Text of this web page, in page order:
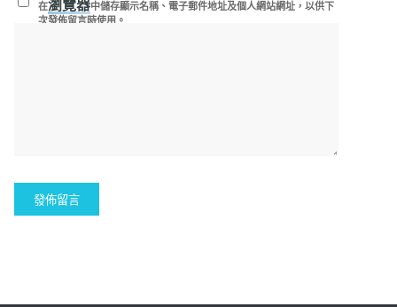
在瀏覽器中儲存顯示名稱、電子郵件地址及個人網站網址，以供下
次發佈留言時使用。